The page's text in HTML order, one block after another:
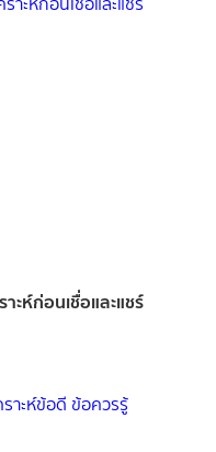
ะห์ก่อนเชื่อและแชร์